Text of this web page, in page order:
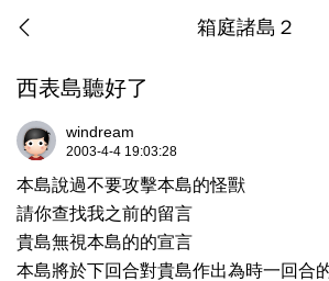
箱庭諸島２
西表島聽好了
windream
2003-4-4 19:03:28
本島說過不要攻擊本島的怪獸
請你查找我之前的留言
貴島無視本島的的宣言
本島將於下回合對貴島作出為時一回合